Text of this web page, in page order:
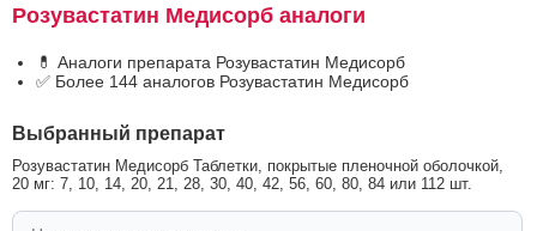
Розувастатин Медисорб аналоги
💊 Аналоги препарата Розувастатин Медисорб
✅ Более 144 аналогов Розувастатин Медисорб
Выбранный препарат
Розувастатин Медисорб Таблетки, покрытые пленочной оболочкой,
20 мг: 7, 10, 14, 20, 21, 28, 30, 40, 42, 56, 60, 80, 84 или 112 шт.